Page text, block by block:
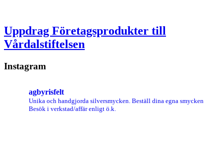
Uppdrag Företagsprodukter till
Vårdalstiftelsen
Instagram
agbyrisfelt
Unika och handgjorda silversmycken. Beställ dina egna smycken
Besök i verkstad/affär enligt ö.k.